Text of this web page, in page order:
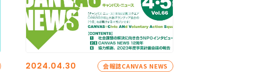
2024.04.30 会報誌CANVAS NEWS